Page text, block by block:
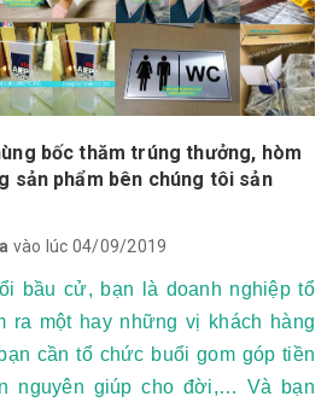
bốc thăm trúng thưởng, hòm
sản phẩm bên chúng tôi sản
vào lúc 04/09/2019
bầu cử, bạn là doanh nghiệp tổ
ra một hay những vị khách hàng
cần tổ chức buổi gom góp tiền
nguyên giúp cho đời,… Và bạn